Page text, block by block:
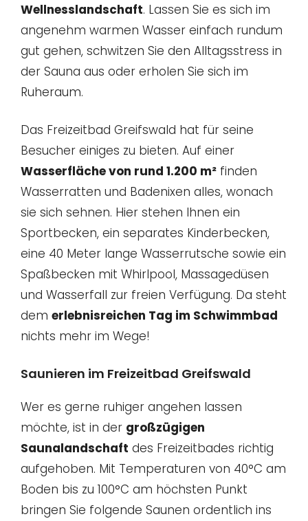
Wellnesslandschaft. Lassen Sie es sich im
angenehm warmen Wasser einfach rundum
gut gehen, schwitzen Sie den Alltagsstress in
der Sauna aus oder erholen Sie sich im
Ruheraum.
Das Freizeitbad Greifswald hat für seine
Besucher einiges zu bieten. Auf einer
Wasserfläche von rund 1.200 m² finden
Wasserratten und Badenixen alles, wonach
sie sich sehnen. Hier stehen Ihnen ein
Sportbecken, ein separates Kinderbecken,
eine 40 Meter lange Wasserrutsche sowie ein
Spaßbecken mit Whirlpool, Massagedüsen
und Wasserfall zur freien Verfügung. Da steht
dem erlebnisreichen Tag im Schwimmbad
nichts mehr im Wege!
Saunieren im Freizeitbad Greifswald
Wer es gerne ruhiger angehen lassen
möchte, ist in der großzügigen
Saunalandschaft des Freizeitbades richtig
aufgehoben. Mit Temperaturen von 40°C am
Boden bis zu 100°C am höchsten Punkt
bringen Sie folgende Saunen ordentlich ins